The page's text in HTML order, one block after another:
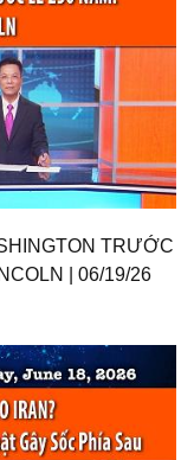
TRƯỚC
| 06/19/26